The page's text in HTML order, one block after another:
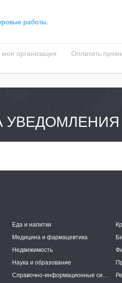
работы
моя организация Оплатить
Еда и напитки
Медицина и фармацевтика
Недвижимость
Наука и образование
Справочно-информационные системы